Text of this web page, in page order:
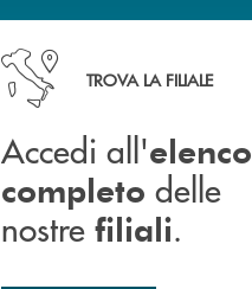
Accedi all' elenco completo
TROVA LA FILIALE
Accedi all'elenco
completo delle
nostre filiali.